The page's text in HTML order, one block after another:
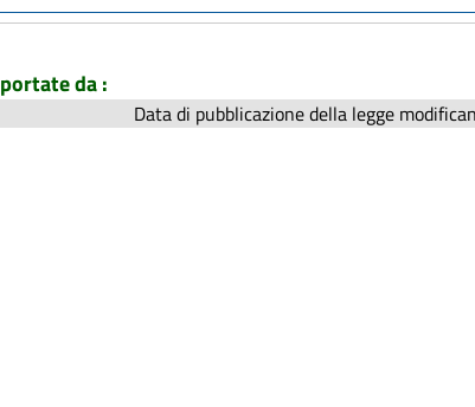
da :
Data di pubblicazione della legge